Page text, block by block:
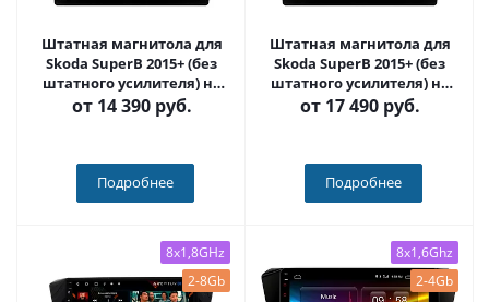
Штатная магнитола для
Skoda SuperB 2015+ (без
штатного усилителя) на
Android 13 - FarCar
(D/DX3002M)
от 14 390 руб.
Подробнее
Штатная магнитола для
Skoda SuperB 2015+ (без
штатного усилителя) на
Android 13, QLED/2K, 4G -
FarCar S500 Plus (3002M)
от 17 490 руб.
Подробнее
8x1,8GHz
2-8Gb
8x1,6Ghz
2-4Gb